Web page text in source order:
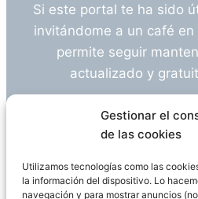
Gestionar el
de las cookies
Utilizamos tecnologías como las
la información del dispositivo. Lo
navegación y para mostrar anuncios
Si este portal te ha sido
invitándome a un café en
permite seguir
actualizado y
¿Tienes alguna duda o